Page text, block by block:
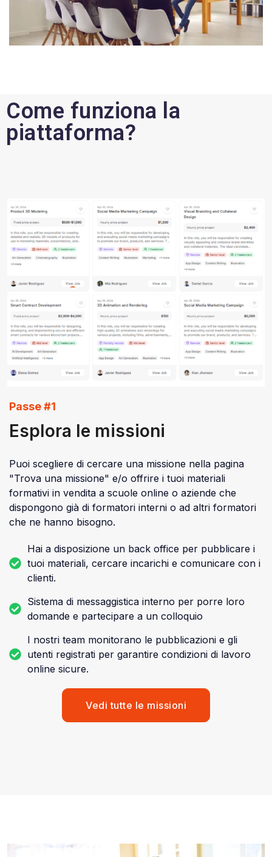
Come funziona la
piattaforma?
Passe #1
Esplora le missioni
Puoi scegliere di cercare una missione nella pagina
"Trova una missione" e/o offrire i tuoi materiali
formativi in ​​vendita a scuole online o aziende che
dispongono già di formatori interni o ad altri formatori
che ne hanno bisogno.
Hai a disposizione un back office per pubblicare i
tuoi materiali, cercare incarichi e comunicare con i
clienti.
Sistema di messaggistica interno per porre loro
domande e partecipare a un colloquio
I nostri team monitorano le pubblicazioni e gli
utenti registrati per garantire condizioni di lavoro
online sicure.
Vedi tutte le missioni